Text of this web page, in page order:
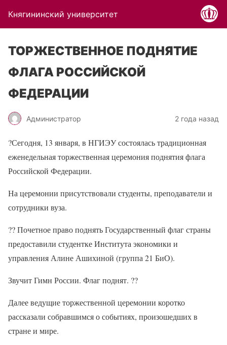
Княгининский университет
ТОРЖЕСТВЕННОЕ ПОДНЯТИЕ
ФЛАГА РОССИЙСКОЙ
ФЕДЕРАЦИИ
Администратор 2 года назад
?Сегодня, 13 января, в НГИЭУ состоялась традиционная
еженедельная торжественная церемония поднятия флага
Российской Федерации.
На церемонии присутствовали студенты, преподаватели и
сотрудники вуза.
??Почетное право поднять Государственный флаг страны
предоставили студентке Института экономики и
управления Алине Ашихиной (группа 21 БиО).
Звучит Гимн России. Флаг поднят. ??
Далее ведущие торжественной церемонии коротко
рассказали собравшимся о событиях, произошедших в
стране и мире.